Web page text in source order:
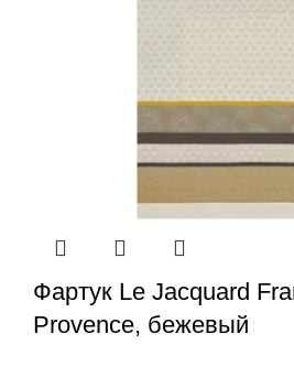
Фартук Le Jacquard
Provence, бежевый